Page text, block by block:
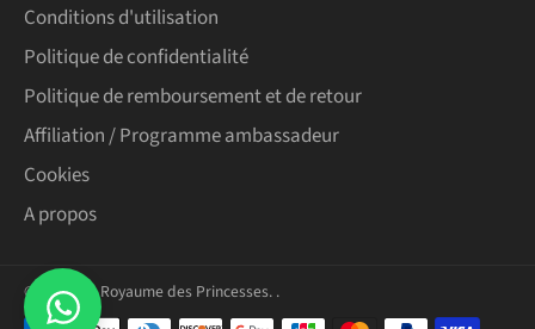
Conditions d'utilisation
Politique de confidentialité
Politique de remboursement et de retour
Affiliation / Programme ambassadeur
Cookies
A propos
© 2026, Le Royaume des Princesses. .
Moyens